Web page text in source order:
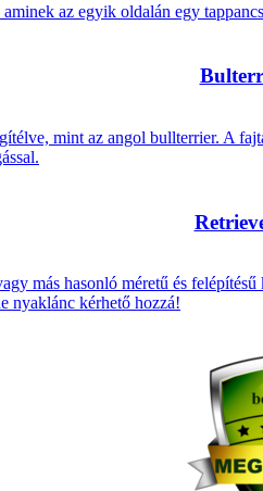
az egyik oldalán egy
mint az angol bullterrier. A
más hasonló méretű és
nyaklánc kérhető hozzá!